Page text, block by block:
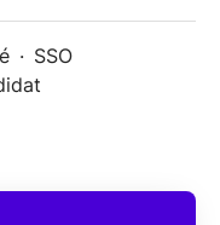
· SSO